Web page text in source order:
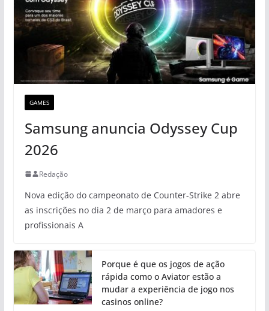
GAMES
Samsung anuncia Odyssey Cup
2026
Redação
Nova edição do campeonato de Counter-Strike 2 abre
as inscrições no dia 2 de março para amadores e
profissionais A
Porque é que os jogos de ação
rápida como o Aviator estão a
mudar a experiência de jogo nos
casinos online?